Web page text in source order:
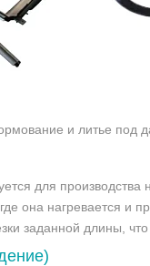
и литье под
для
где она нагревается
заданной длины,